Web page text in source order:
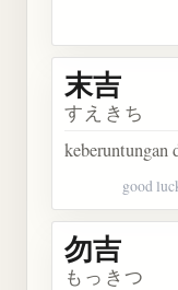
末吉
すえきち
keberuntungan
good
勿吉
もっきつ